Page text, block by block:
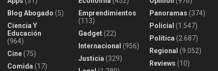
Blog Abogado (5)
Ciencia Y
Educación
(964)
Cine(75)
Comida (17)
Emprendimientos
(113)
Gadget(22)
Internacional (956)
Justicia (329)
Panoramas (374)
Policial (1.547)
Política (2.687)
Regional (9.052)
Reviews (10)